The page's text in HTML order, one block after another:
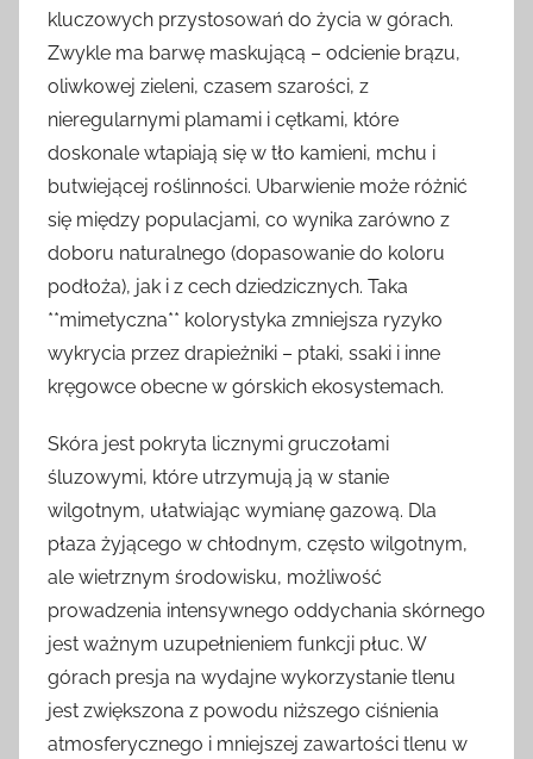
kluczowych przystosowań do życia w górach.
Zwykle ma barwę maskującą – odcienie brązu,
oliwkowej zieleni, czasem szarości, z
nieregularnymi plamami i cętkami, które
doskonale wtapiają się w tło kamieni, mchu i
butwiejącej roślinności. Ubarwienie może różnić
się między populacjami, co wynika zarówno z
doboru naturalnego (dopasowanie do koloru
podłoża), jak i z cech dziedzicznych. Taka
**mimetyczna** kolorystyka zmniejsza ryzyko
wykrycia przez drapieżniki – ptaki, ssaki i inne
kręgowce obecne w górskich ekosystemach.
Skóra jest pokryta licznymi gruczołami
śluzowymi, które utrzymują ją w stanie
wilgotnym, ułatwiając wymianę gazową. Dla
płaza żyjącego w chłodnym, często wilgotnym,
ale wietrznym środowisku, możliwość
prowadzenia intensywnego oddychania skórnego
jest ważnym uzupełnieniem funkcji płuc. W
górach presja na wydajne wykorzystanie tlenu
jest zwiększona z powodu niższego ciśnienia
atmosferycznego i mniejszej zawartości tlenu w